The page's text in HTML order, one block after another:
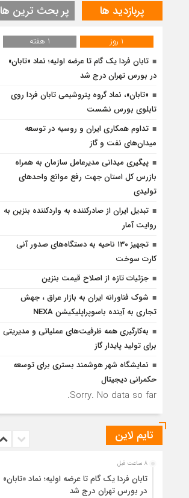
پربازدید ها پر بحث ترین ها
1 روز
1 هفته
تابان فردا یک گام تا عرضه اولیه؛ نماد «تابان»
در بورس تهران درج شد
«تابان»، نماد گروه پتروشیمی تابان فردا روی
تابلوی بورس نشست
تداوم همکاری ایران و روسیه در توسعه
میدان‌های نفت و گاز
پیگیری میدانی مدیرعامل سازمان به همراه
بازرس كل استان جهت رفع موانع واحدهای
تولیدی
تبدیل ایران از صادرکننده به واردکننده بنزین به
روایت آمار
تجهیز ۱۳۰ ناحیه به دستگاه‌های صدور آنی
کارت سوخت
جزئیات تازه از اصلاح قیمت بنزین
شوک فناورانه ایران به بازار عراق ، جهش
تجاری به آینده باسوپراپلیکیشن NEXA
به‌کارگیری همه ظرفیت‌های عملیاتی و مدیریتی
برای تولید پایدار گاز
نمایشگاه شهر هوشمند بستری برای توسعه
حکمرانی دیجیتال
Sorry. No data so far.
تایم لاین
8 ساعت قبل
تابان فردا یک گام تا عرضه اولیه؛ نماد «تابان»
در بورس تهران درج شد